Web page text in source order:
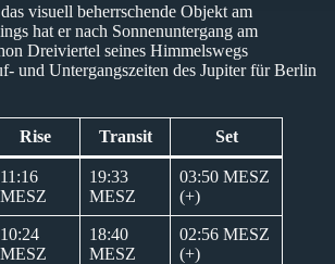
visuell beherrschende Objekt am
hat er nach Sonnenuntergang am
Dreiviertel seines Himmelswegs
und Untergangszeiten des Jupiter für Berlin
Rise Transit Set
11:16
MESZ
19:33
MESZ
03:50 MESZ
(+)
10:24
MESZ
18:40
MESZ
02:56 MESZ
(+)